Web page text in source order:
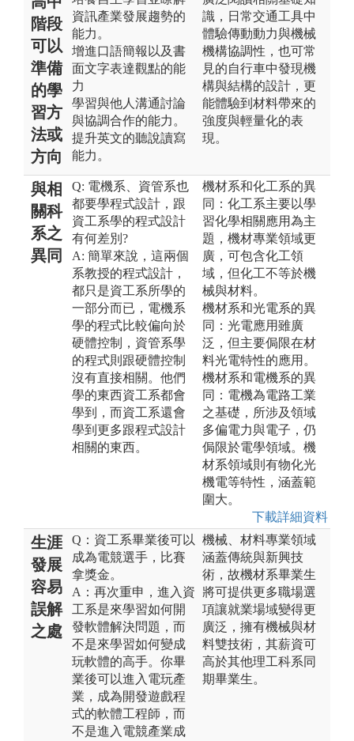
階段
可以
準備
的學
習方
法或
方向
資訊產業發展趨勢的
能力。
增進口語簡報以及書
面文字表達觀點的能
力
學習與他人溝通討論
與協調合作的能力。
提升英文的聽說讀寫
能力。
識，日常交通工具中
體驗傳動動力與機械
機構協調性，也可常
見的自行車中發現機
構與結構的設計，更
能體驗到材料帶來的
強度與輕量化的表
現。
與相
關科
系之
異同
Q: 電機系、資管系也
都要學程式設計，跟
資工系學的程式設計
有何差別?
A: 簡單來說，這兩個
系教授的程式設計，
都只是資工系所學的
一部分而已，電機系
學的程式比較偏向於
硬體控制，資管系學
的程式則跟硬體控制
沒有直接相關。他們
學的東西資工系都會
學到，而資工系還會
學到更多跟程式設計
相關的東西。
機材系和化工系的異
同：化工系主要以學
習化學相關應用為主
題，機材專業領域更
廣，可包含化工領
域，但化工不等於機
械與材料。
機材系和光電系的異
同：光電應用雖廣
泛，但主要侷限在材
料光電特性的應用。
機材系和電機系的異
同：電機為電路工業
之基礎，所涉及領域
多偏電力與電子，仍
侷限於電學領域。機
材系領域則有物化光
機電等特性，涵蓋範
圍大。
下載詳細資料
生涯
發展
容易
誤解
之處
Q：資工系畢業後可以
成為電競選手，比賽
拿獎金。
A：再次重申，進入資
工系是來學習如何開
發軟體解決問題，而
不是來學習如何變成
玩軟體的高手。你畢
業後可以進入電玩產
業，成為開發遊戲程
式的軟體工程師，而
不是進入電競產業成
機械、材料專業領域
涵蓋傳統與新興技
術，故機材系畢業生
將可提供更多職場選
項讓就業場域變得更
廣泛，擁有機械與材
料雙技術，其薪資可
高於其他理工科系同
期畢業生。